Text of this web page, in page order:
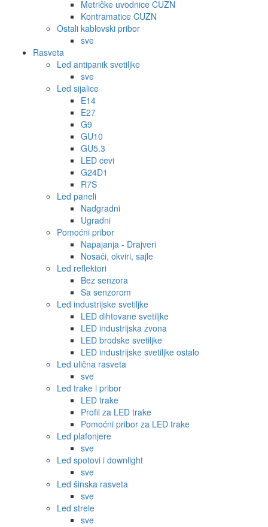
Metričke uvodnice CUZN
Kontramatice CUZN
Ostali kablovski pribor
sve
Rasveta
Led antipanik svetiljke
sve
Led sijalice
E14
E27
G9
GU10
GU5.3
LED cevi
G24D1
R7S
Led paneli
Nadgradni
Ugradni
Pomoćni pribor
Napajanja - Drajveri
Nosači, okviri, sajle
Led reflektori
Bez senzora
Sa senzorom
Led industrijske svetiljke
LED dihtovane svetiljke
LED industrijska zvona
LED brodske svetiljke
LED industrijske svetiljke ostalo
Led ulična rasveta
sve
Led trake i pribor
LED trake
Profil za LED trake
Pomoćni pribor za LED trake
Led plafonjere
sve
Led spotovi i downlight
sve
Led šinska rasveta
sve
Led strele
sve